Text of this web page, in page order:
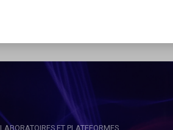
LABORATOIRES ET PLATEFORMES